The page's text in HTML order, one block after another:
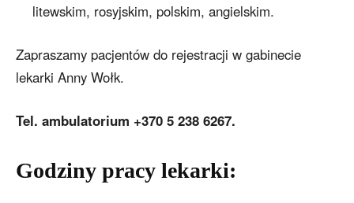
litewskim, rosyjskim, polskim, angielskim.
Zapraszamy pacjentów do rejestracji w gabinecie
lekarki Anny Wołk.
Tel. ambulatorium +370 5 238 6267.
Godziny pracy lekarki: